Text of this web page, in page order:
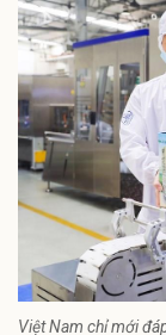
Việt Nam chỉ mới